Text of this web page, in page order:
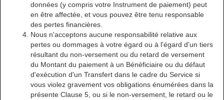
données (y compris votre Instrument de paiement) peut
en être affectée, et vous pouvez être tenu responsable
des pertes financières.
Nous n'acceptons aucune responsabilité relative aux
pertes ou dommages à votre égard ou à l'égard d'un tiers
résultant du non-versement ou du retard de versement
du Montant du paiement à un Bénéficiaire ou du défaut
d'exécution d'un Transfert dans le cadre du Service si
vous violez gravement vos obligations énumérées dans la
présente Clause 5, ou si le non-versement, le retard ou le